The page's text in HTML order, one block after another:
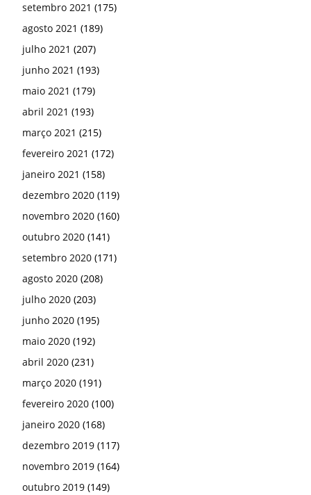
setembro 2021 (175)
agosto 2021 (189)
julho 2021 (207)
junho 2021 (193)
maio 2021 (179)
abril 2021 (193)
março 2021 (215)
fevereiro 2021 (172)
janeiro 2021 (158)
dezembro 2020 (119)
novembro 2020 (160)
outubro 2020 (141)
setembro 2020 (171)
agosto 2020 (208)
julho 2020 (203)
junho 2020 (195)
maio 2020 (192)
abril 2020 (231)
março 2020 (191)
fevereiro 2020 (100)
janeiro 2020 (168)
dezembro 2019 (117)
novembro 2019 (164)
outubro 2019 (149)